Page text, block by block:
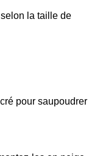
la taille de
pour saupoudrer